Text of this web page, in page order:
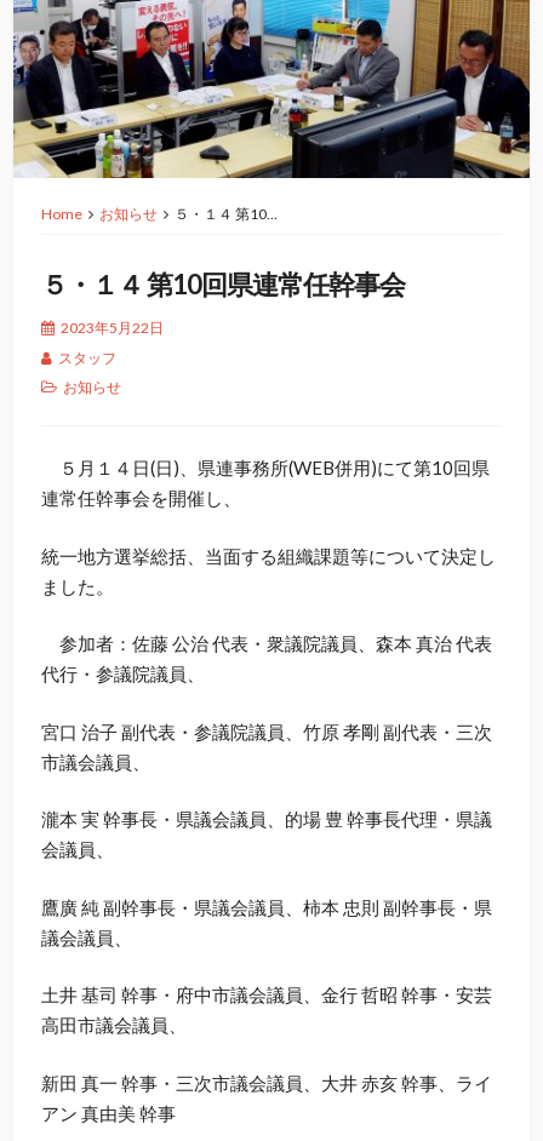
Home お知らせ ５・１４ 第10…
５・１４ 第10回県連常任幹事会
2023年5月22日
スタッフ
お知らせ
５月１４日(日)、県連事務所(WEB併用)にて第10回県
連常任幹事会を開催し、
統一地方選挙総括、当面する組織課題等について決定し
ました。
参加者：佐藤 公治 代表・衆議院議員、森本 真治 代表
代行・参議院議員、
宮口 治子 副代表・参議院議員、竹原 孝剛 副代表・三次
市議会議員、
瀧本 実 幹事長・県議会議員、的場 豊 幹事長代理・県議
会議員、
鷹廣 純 副幹事長・県議会議員、柿本 忠則 副幹事長・県
議会議員、
土井 基司 幹事・府中市議会議員、金行 哲昭 幹事・安芸
高田市議会議員、
新田 真一 幹事・三次市議会議員、大井 赤亥 幹事、ライ
アン 真由美 幹事